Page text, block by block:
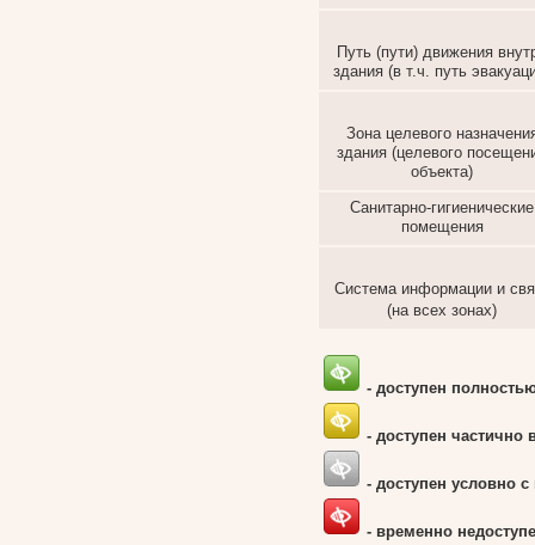
Путь (пути) движения
здания (в т.ч. путь
Зона целевого
здания (целевого
объекта)
Санитарно-гигиенические
помещения
Система информации и
(на всех зонах)
- доступен
- доступен частично
- доступен условно
- временно